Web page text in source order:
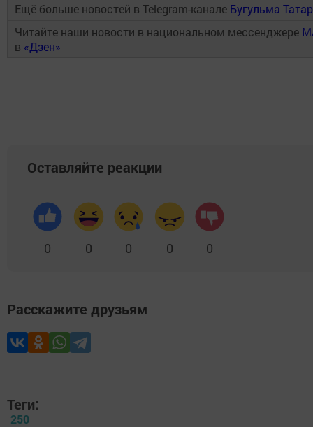
Ещё больше новостей в Telegram-канале Бугульма
Читайте наши новости в национальном мессенджере
в «Дзен»
Оставляйте реакции
0 0 0 0 0
Расскажите друзьям
Теги:
250